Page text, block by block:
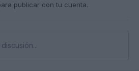
publicar con tu cuenta.